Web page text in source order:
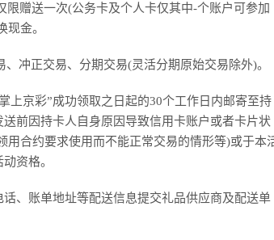
赠送一次(公务卡及个人卡仅其中-个账户可参加
金。
冲正交易、分期交易(灵活分期原始交易除外)。
上京彩”成功领取之日起的30个工作日内邮寄至持
前因持卡人自身原因导致信用卡账户或者卡片状
合约要求使用而不能正常交易的情形等)或于本
资格。
、账单地址等配送信息提交礼品供应商及配送单